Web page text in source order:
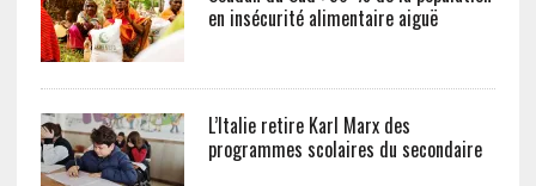
en insécurité alimentaire aiguë
L’Italie retire Karl Marx des
programmes scolaires du secondaire